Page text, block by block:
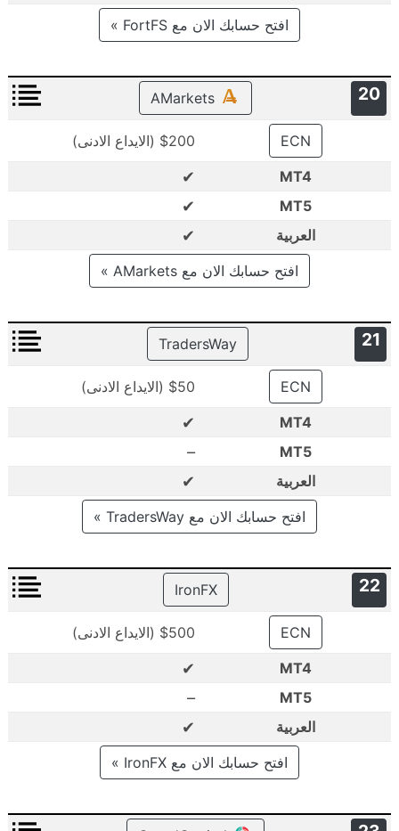
افتح حسابك الان مع FortFS »
20
ECN
$200 (الايداع الادنى)
MT4
✔
MT5
✔
العربية ✔
افتح حسابك الان مع AMarkets »
21
TradersWay
ECN
$50 (الايداع الادنى)
MT4
✔
MT5
–
العربية ✔
افتح حسابك الان مع TradersWay »
22
IronFX
ECN
$500 (الايداع الادنى)
MT4
✔
MT5
–
العربية ✔
افتح حسابك الان مع IronFX »